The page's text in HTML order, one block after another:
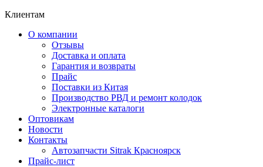
Клиентам
О компании
Отзывы
Доставка и оплата
Гарантия и возвраты
Прайс
Поставки из Китая
Производство РВД и ремонт колодок
Электронные каталоги
Оптовикам
Новости
Контакты
Автозапчасти Sitrak Красноярск
Прайс-лист